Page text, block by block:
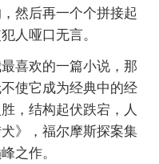
然后再一个个拼接起
人哑口无言。
喜欢的一篇小说，那
使它成为经典中的经
，结构起伏跌宕，人
》，福尔摩斯探案集
之作。